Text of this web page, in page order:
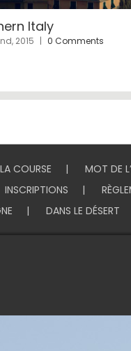
Nepal
2015 Commentaires
LA COURSE MOT DE
INSCRIPTIONS
DANS LE DÉSERT